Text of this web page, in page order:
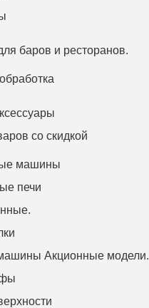
баров и ресторанов.
со скидкой
машины
печи
Акционные модели.